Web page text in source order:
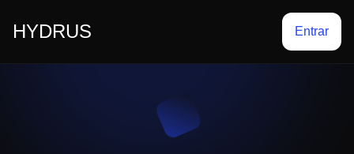
HYDRUS Entrar